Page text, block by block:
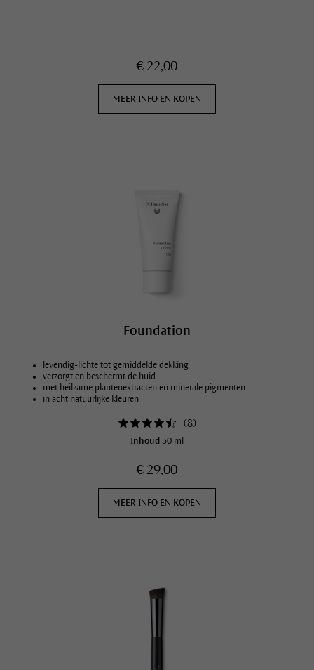
€ 22,00
MEER INFO EN KOPEN
Foundation
levendig-lichte tot gemiddelde dekking
verzorgt en beschermt de huid
met heilzame plantenextracten en minerale pigmenten
in acht natuurlijke kleuren
(8)
Inhoud 30 ml
€ 29,00
MEER INFO EN KOPEN